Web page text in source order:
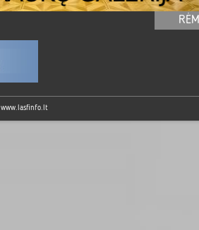
www.lasfinfo.lt